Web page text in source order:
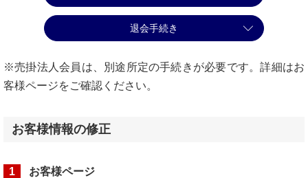
退会手続き
※売掛法人会員は、別途所定の手続きが必要です。詳細はお
客様ページをご確認ください。
お客様情報の修正
1
お客様ページ